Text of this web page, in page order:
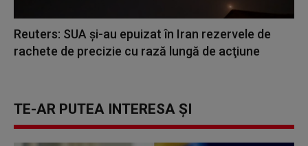
Reuters: SUA şi-au epuizat în Iran rezervele de
rachete de precizie cu rază lungă de acţiune
TE-AR PUTEA INTERESA ȘI